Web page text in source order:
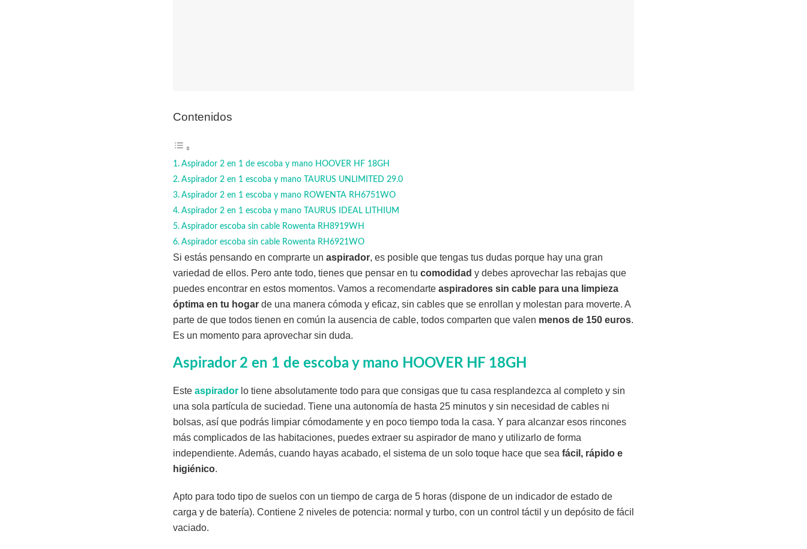
Contenidos
Aspirador 2 en 1 de escoba y mano HOOVER HF 18GH
Aspirador 2 en 1 escoba y mano TAURUS UNLIMITED 29.0
Aspirador 2 en 1 escoba y mano ROWENTA RH6751WO
Aspirador 2 en 1 escoba y mano TAURUS IDEAL LITHIUM
Aspirador escoba sin cable Rowenta RH8919WH
Aspirador escoba sin cable Rowenta RH6921WO
Si estás pensando en comprarte un aspirador, es posible que tengas tus dudas porque hay una gran
variedad de ellos. Pero ante todo, tienes que pensar en tu comodidad y debes aprovechar las rebajas que
puedes encontrar en estos momentos. Vamos a recomendarte aspiradores sin cable para una limpieza
óptima en tu hogar de una manera cómoda y eficaz, sin cables que se enrollan y molestan para moverte. A
parte de que todos tienen en común la ausencia de cable, todos comparten que valen menos de 150 euros.
Es un momento para aprovechar sin duda.
Aspirador 2 en 1 de escoba y mano HOOVER HF 18GH
Este aspirador lo tiene absolutamente todo para que consigas que tu casa resplandezca al completo y sin
una sola partícula de suciedad. Tiene una autonomía de hasta 25 minutos y sin necesidad de cables ni
bolsas, así que podrás limpiar cómodamente y en poco tiempo toda la casa. Y para alcanzar esos rincones
más complicados de las habitaciones, puedes extraer su aspirador de mano y utilizarlo de forma
independiente. Además, cuando hayas acabado, el sistema de un solo toque hace que sea fácil, rápido e
higiénico.
Apto para todo tipo de suelos con un tiempo de carga de 5 horas (dispone de un indicador de estado de
carga y de batería). Contiene 2 niveles de potencia: normal y turbo, con un control táctil y un depósito de fácil
vaciado.